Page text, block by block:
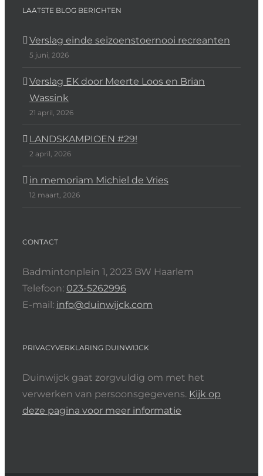
LAATSTE BLOG BERICHTEN
Verslag einde seizoenstoernooi recreanten
5 juni, 2026
Verslag EK door Meerte Loos en Brian
Wassink
21 april, 2026
LANDSKAMPIOEN #29!
2 april, 2026
in memoriam Michiel de Vries
12 maart, 2026
CONTACT
Badmintonplein 1, 2023 BW Haarlem
Telefoon: 023-5262996
E-mail: info@duinwijck.com
PRIVACYVERKLARING DUINWIJCK
Duinwijck gaat zorgvuldig om met het
verwerken van persoonsgegevens. Kijk op
deze pagina voor meer informatie